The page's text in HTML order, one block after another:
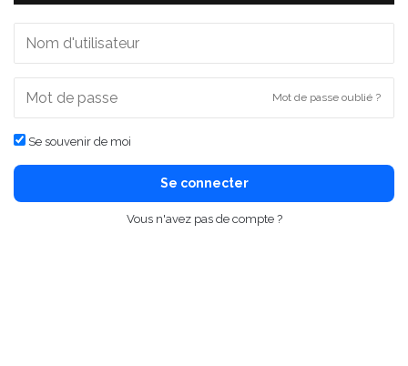
Mot de passe oublié ?
Se souvenir de moi
Se connecter
Vous n'avez pas de compte ?